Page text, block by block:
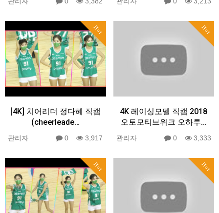
Hot
[4K] 치어리더 정다혜 직캠
(cheerleade…
관리자 0 3,917
Hot
4K 레이싱모델 직캠 2018
오토모티브위크 오하루…
관리자 0 3,333
Hot Hot